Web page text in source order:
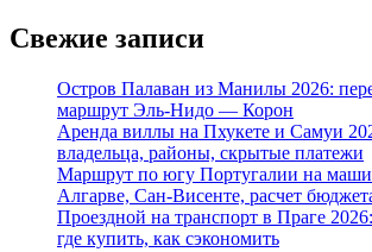
Свежие записи
Остров Палаван из Манилы 2026:
маршрут Эль-Нидо — Корон
Аренда виллы на Пхукете и Самуи
владельца, районы, скрытые платежи
Маршрут по югу Португалии на
Алгарве, Сан-Висенте, расчет
Проездной на транспорт в Праге
где купить, как сэкономить